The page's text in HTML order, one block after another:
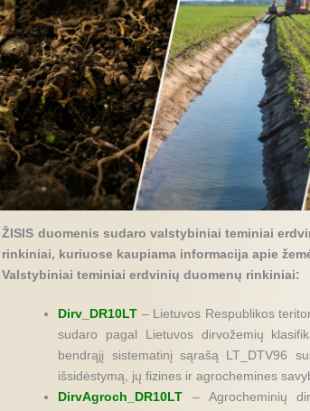
ŽISIS duomenis sudaro valstybiniai teminiai
rinkiniai, kuriuose kaupiama informacija apie
Valstybiniai teminiai erdvinių duomenų rinkiniai:
Dirv_DR10LT – Lietuvos Respublikos
sudaro pagal Lietuvos dirvožemių
bendrąjį sistematinį sąrašą LT_DTV96
išsidėstymą, jų fizines ir agrochemines
DirvAgroch_DR10LT
– Agrocheminių